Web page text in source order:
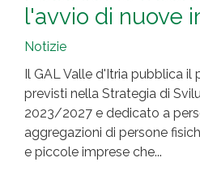
l'avvio di nuove
Notizie
Il GAL Valle d'Itria pubblica il
previsti nella Strategia di
2023/2027 e dedicato a
aggregazioni di persone
e piccole imprese che...